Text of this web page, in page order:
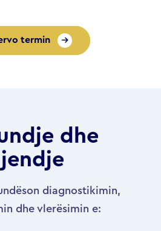
termin
dhe
diagnostikimin,
dhe vlerësimin e: